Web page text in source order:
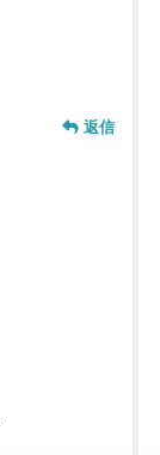
返信